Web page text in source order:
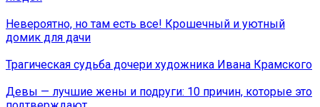
Невероятно, но там есть все! Крошечный и уютный
домик для дачи
Трагическая судьба дочери художника Ивана Крамского
Девы — лучшие жены и подруги: 10 причин, которые это